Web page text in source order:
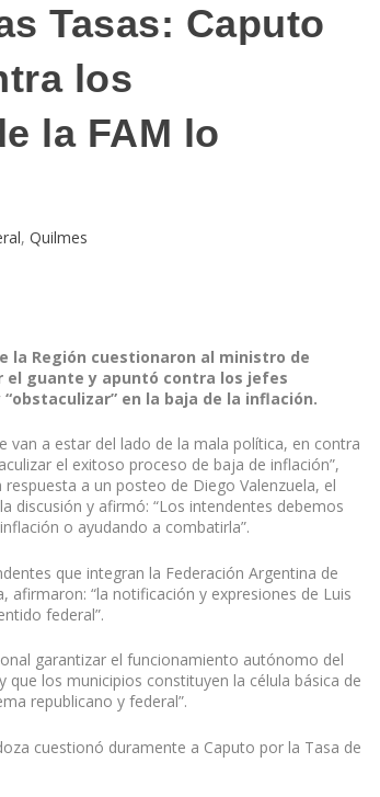
Tasas: Caputo
los
la FAM lo
, Quilmes
la Región cuestionaron al ministro de
el guante y apuntó contra los jefes
en la baja de la inflación.
van a estar del lado de la mala política, en contra
el exitoso proceso de baja de inflación”,
a un posteo de Diego Valenzuela, el
discusión y afirmó: “Los intendentes debemos
o ayudando a combatirla”.
que integran la Federación Argentina de
afirmaron: “la notificación y expresiones de Luis
federal”.
garantizar el funcionamiento autónomo del
los municipios constituyen la célula básica de
republicano y federal”.
cuestionó duramente a Caputo por la Tasa de